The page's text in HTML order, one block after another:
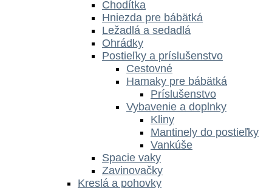
Chodítka
Hniezda pre bábätká
Ležadlá a sedadlá
Ohrádky
Postieľky a príslušenstvo
Cestovné
Hamaky pre bábätká
Príslušenstvo
Vybavenie a doplnky
Kliny
Mantinely do postieľky
Vankúše
Spacie vaky
Zavinovačky
Kreslá a pohovky